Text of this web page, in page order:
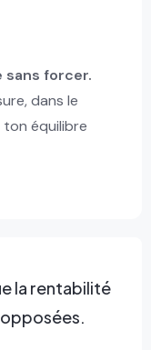
sans forcer.
dans le
équilibre
la rentabilité